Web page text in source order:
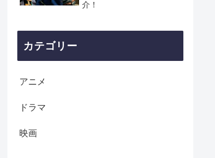
介！
カテゴリー
アニメ
ドラマ
映画